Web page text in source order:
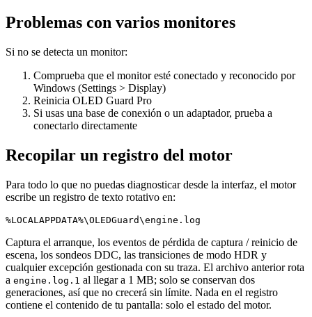
Problemas con varios monitores
Si no se detecta un monitor:
Comprueba que el monitor esté conectado y reconocido por
Windows (Settings > Display)
Reinicia OLED Guard Pro
Si usas una base de conexión o un adaptador, prueba a
conectarlo directamente
Recopilar un registro del motor
Para todo lo que no puedas diagnosticar desde la interfaz, el motor
escribe un registro de texto rotativo en:
Captura el arranque, los eventos de pérdida de captura / reinicio de
escena, los sondeos DDC, las transiciones de modo HDR y
cualquier excepción gestionada con su traza. El archivo anterior rota
a engine.log.1 al llegar a 1 MB; solo se conservan dos
generaciones, así que no crecerá sin límite. Nada en el registro
contiene el contenido de tu pantalla: solo el estado del motor.